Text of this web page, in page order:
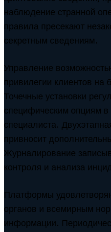
наблюдение странной
правила пресекают
секретным сведениям.
Управление
привилегии клиентов на
Точечные установки
специфическим опциям в
специалиста.
привносит
Журналирование
контроля и анализа
Платформы
органов и всемирным
информации.